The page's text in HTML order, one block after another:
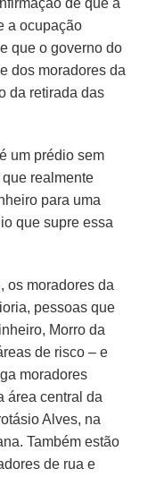
a ocupação
que o governo do
dos moradores da
da retirada das
um prédio sem
realmente
para uma
que supre essa
, os moradores da
pessoas que
Morro da
de risco – e
moradores
área central da
Alves, na
Também estão
de rua e